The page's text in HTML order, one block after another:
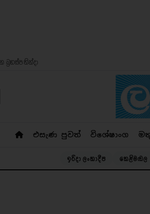
බ්‍රහස්පතින්දා
එසැණ පුවත් විශේෂාංග
ඉරිදා ලංකාදීප කෙළිමඬල